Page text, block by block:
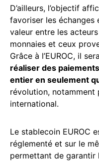
D’ailleurs, l’objectif
favoriser les échanges
valeur entre les
monnaies et ceux
Grâce à l’EUROC, il
réaliser des
entier en seulement
révolution, notamment
international.
Le stablecoin EUROC
réglementé et sur le
permettant de garantir